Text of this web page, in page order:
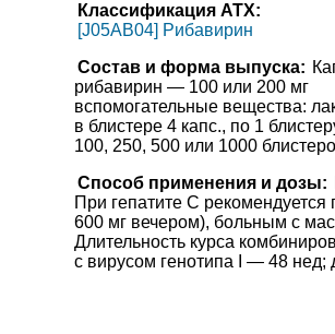
Классификация АТХ:
[J05AB04] Рибавирин
Состав и форма выпуска:
рибавирин — 100 или 200 мг
вспомогательные вещества:
в блистере 4 капс., по 1
100, 250, 500 или 1000
Способ применения и дозы:
При гепатите С
600 мг вечером), больным с
Длительность курса
с вирусом генотипа I — 48